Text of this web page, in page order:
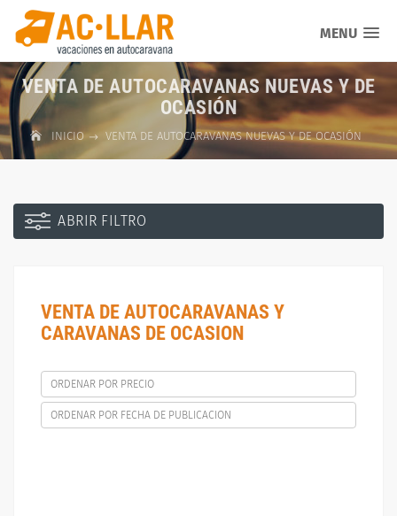
MENU
VENTA DE AUTOCARAVANAS NUEVAS Y DE
OCASIÓN
INICIO VENTA DE AUTOCARAVANAS NUEVAS Y DE OCASIÓN
ABRIR FILTRO
VENTA DE AUTOCARAVANAS Y
CARAVANAS DE OCASION
ORDENAR POR PRECIO
ORDENAR POR FECHA DE PUBLICACION